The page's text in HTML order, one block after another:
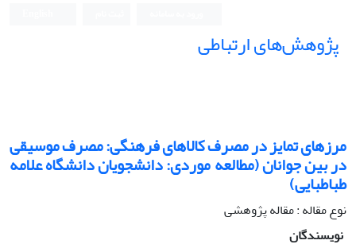
پژوهش‌های ارتباطی
مرزهای تمایز در مصرف کالاهای فرهنگی: مصرف موسیقی
در بین جوانان (مطالعه موردی: دانشجویان دانشگاه علامه
طباطبایی)
نوع مقاله : مقاله پژوهشی
نویسندگان